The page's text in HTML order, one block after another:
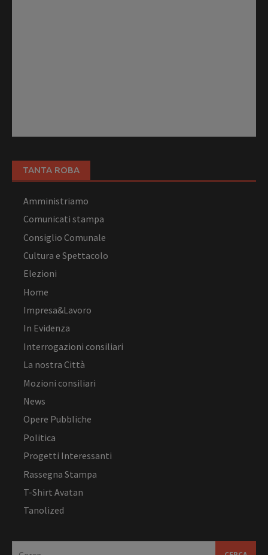
TANTA ROBA
Amministriamo
Comunicati stampa
Consiglio Comunale
Cultura e Spettacolo
Elezioni
Home
Impresa&Lavoro
In Evidenza
Interrogazioni consiliari
La nostra Città
Mozioni consiliari
News
Opere Pubbliche
Politica
Progetti Interessanti
Rassegna Stampa
T-Shirt Avatan
Tanolized